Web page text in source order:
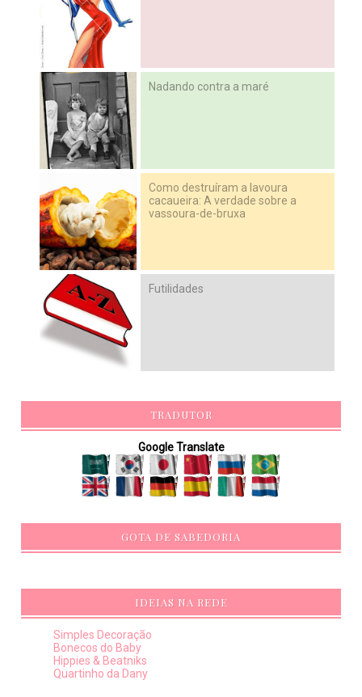
Nadando contra a maré
Como destruíram a lavoura
cacaueira: A verdade sobre a
vassoura-de-bruxa
Futilidades
TRADUTOR
Google Translate
GOTA DE SABEDORIA
IDEIAS NA REDE
Simples Decoração
Bonecos do Baby
Hippies & Beatniks
Quartinho da Dany